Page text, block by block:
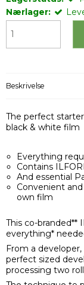
Nærlager:
Beskrivelse
The perfect
black & white film
Everything
Contains
And essential
Convenient
own film
This co-branded**
everything*
From a
perfect sized
processing two